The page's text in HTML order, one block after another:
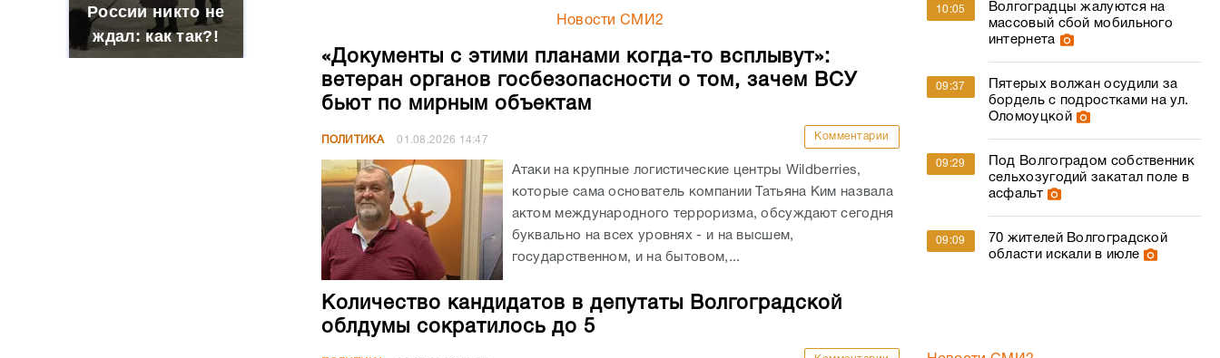
России никто не
ждал: как так?!
Новости СМИ2
«Документы с этими планами когда-то всплывут»:
ветеран органов госбезопасности о том, зачем ВСУ
бьют по мирным объектам
ПОЛИТИКА 01.08.2026 14:47 Комментарии
Атаки на крупные логистические центры Wildberries,
которые сама основатель компании Татьяна Ким назвала
актом международного терроризма, обсуждают сегодня
буквально на всех уровнях - и на высшем,
государственном, и на бытовом,...
Количество кандидатов в депутаты Волгоградской
облдумы сократилось до 5
10:05
Волгоградцы жалуются на
массовый сбой мобильного
интернета
09:37
Пятерых волжан осудили за
бордель с подростками на ул.
Оломоуцкой
09:29
Под Волгоградом собственник
сельхозугодий закатал поле в
асфальт
09:09
70 жителей Волгоградской
области искали в июле